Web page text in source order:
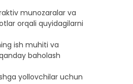
munozaralar va
orqali quyidagilarni
ish muhiti va
baholash
yollovchilar uchun